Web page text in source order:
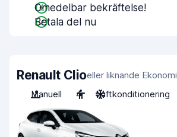
Omedelbar bekräftelse!
Betala del nu
Renault Clioeller liknande Ekonomi
Manuell
4 Luftkonditionering